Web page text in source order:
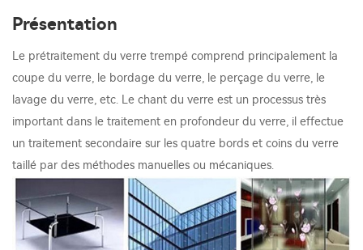
Présentation
Le prétraitement du verre trempé comprend principalement la
coupe du verre, le bordage du verre, le perçage du verre, le
lavage du verre, etc. Le chant du verre est un processus très
important dans le traitement en profondeur du verre, il effectue
un traitement secondaire sur les quatre bords et coins du verre
taillé par des méthodes manuelles ou mécaniques.